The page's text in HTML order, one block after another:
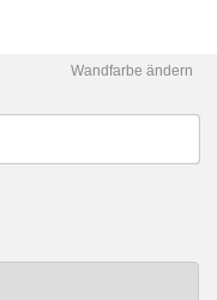
Wandfarbe ändern